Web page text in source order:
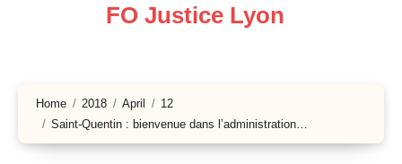
FO Justice Lyon
Home 2018 April
12
Saint-Quentin : bienvenue dans l’administration…